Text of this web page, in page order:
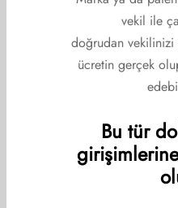
vekil ile
doğrudan
ücretin gerçek
Bu tür